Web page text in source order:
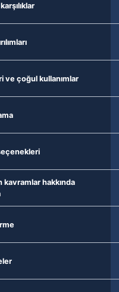
ve çoğul kullanımlar
kavramlar hakkında